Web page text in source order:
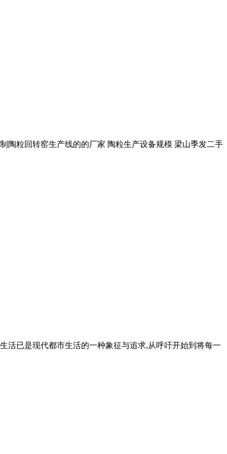
陶粒回转窑生产线的的厂家 陶粒生产设备规模 梁山季发二手
活已是现代都市生活的一种象征与追求,从呼吁开始到将每一